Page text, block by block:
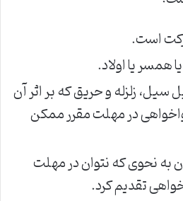
است.
همسر یا اولاد.
سیل، زلزله و حریق که بر اثر آن
در مهلت مقرر ممکن
به نحوی که نتوان در مهلت
تقدیم کرد.